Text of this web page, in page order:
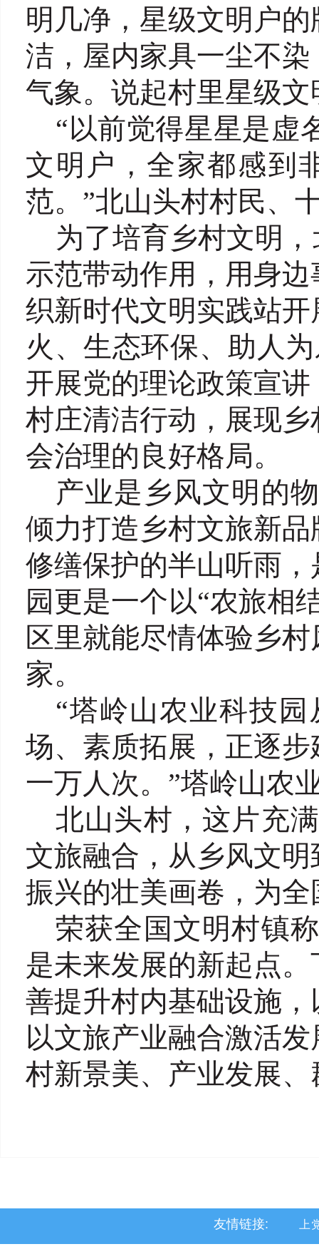
明几净，星级文明户
洁，屋内家具一尘不
气象。说起村里星级
“以前觉得星星是虚
文明户，全家都感到
范。”北山头村村民、
为了培育乡村文明
示范带动作用，用身
织新时代文明实践站
火、生态环保、助人
开展党的理论政策宣
村庄清洁行动，展现
会治理的良好格局。
产业是乡风文明的
倾力打造乡村文旅新
修缮保护的半山听雨
园更是一个以“农旅相
区里就能尽情体验乡
家。
“塔岭山农业科技
场、素质拓展，正逐
一万人次。”塔岭山农
北山头村，这片充
文旅融合，从乡风文
振兴的壮美画卷，为
荣获全国文明村镇
是未来发展的新起点
善提升村内基础设施
以文旅产业融合激活
村新景美、产业发展
友情链接: 上